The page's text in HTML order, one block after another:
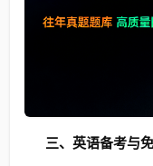
三、英语备考与